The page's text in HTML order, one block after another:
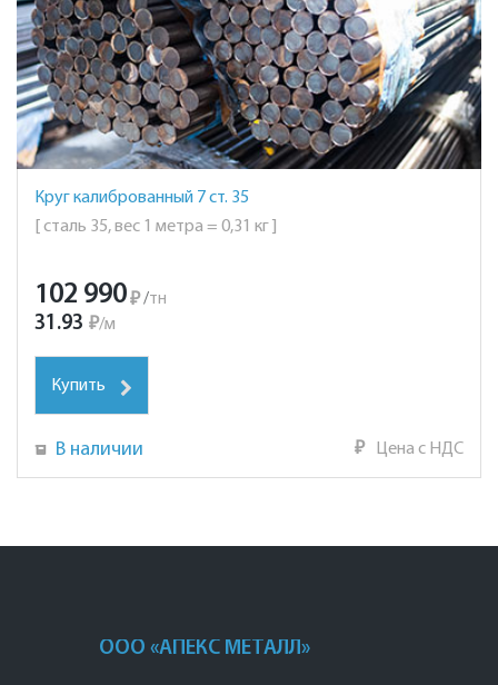
Круг калиброванный 7 ст. 35
[ сталь 35, вес 1 метра = 0,31 кг ]
102 990₽ /тн
31.93 ₽/м
Купить
В наличии ₽ Цена с НДС
ООО «АПЕКС МЕТАЛЛ»